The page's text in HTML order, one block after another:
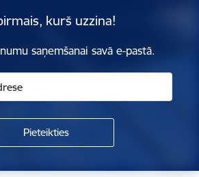
kurš uzzina!
saņemšanai savā e-pastā.